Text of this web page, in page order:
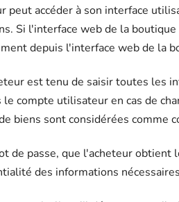
accéder à son interface
Si l'interface web de la
depuis l'interface web de la
est tenu de saisir toutes les
compte utilisateur en cas de
biens sont considérées comme
de passe, que l'acheteur obtient
des informations